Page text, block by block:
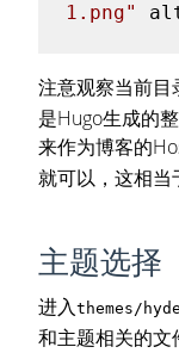
1.png"
注意观察当前目
是Hugo生成的
来作为博客的
就可以，这相当
主题选择
进入themes/hyde
和主题相关的文